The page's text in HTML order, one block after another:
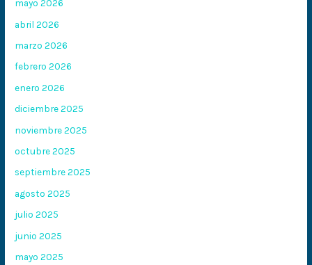
mayo 2026
abril 2026
marzo 2026
febrero 2026
enero 2026
diciembre 2025
noviembre 2025
octubre 2025
septiembre 2025
agosto 2025
julio 2025
junio 2025
mayo 2025